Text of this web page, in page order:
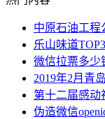
中原石油工程
乐山味道
微信拉票多少
2019年2月青
第十二届感动
伪造微信